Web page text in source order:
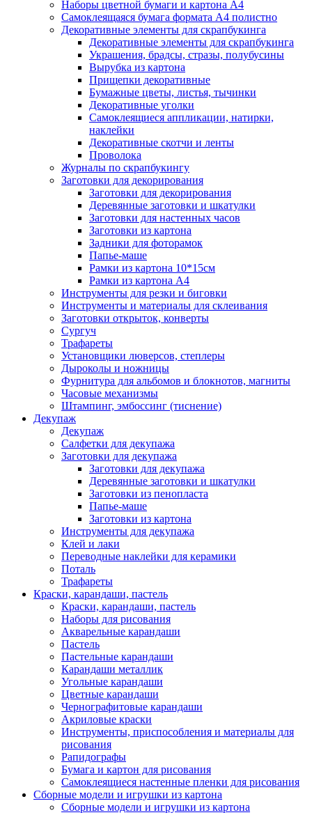
Наборы цветной бумаги и картона А4
Самоклеящаяся бумага формата А4 полистно
Декоративные элементы для скрапбукинга
Декоративные элементы для скрапбукинга
Украшения, брадсы, стразы, полубусины
Вырубка из картона
Прищепки декоративные
Бумажные цветы, листья, тычинки
Декоративные уголки
Самоклеящиеся аппликации, натирки,
наклейки
Декоративные скотчи и ленты
Проволока
Журналы по скрапбукингу
Заготовки для декорирования
Заготовки для декорирования
Деревянные заготовки и шкатулки
Заготовки для настенных часов
Заготовки из картона
Задники для фоторамок
Папье-маше
Рамки из картона 10*15см
Рамки из картона А4
Инструменты для резки и биговки
Инструменты и материалы для склеивания
Заготовки открыток, конверты
Сургуч
Трафареты
Установщики люверсов, степлеры
Дыроколы и ножницы
Фурнитура для альбомов и блокнотов, магниты
Часовые механизмы
Штампинг, эмбоссинг (тиснение)
Декупаж
Декупаж
Салфетки для декупажа
Заготовки для декупажа
Заготовки для декупажа
Деревянные заготовки и шкатулки
Заготовки из пенопласта
Папье-маше
Заготовки из картона
Инструменты для декупажа
Клей и лаки
Переводные наклейки для керамики
Поталь
Трафареты
Краски, карандаши, пастель
Краски, карандаши, пастель
Наборы для рисования
Акварельные карандаши
Пастель
Пастельные карандаши
Карандаши металлик
Угольные карандаши
Цветные карандаши
Чернографитовые карандаши
Акриловые краски
Инструменты, приспособления и материалы для
рисования
Рапидографы
Бумага и картон для рисования
Самоклеящиеся настенные пленки для рисования
Сборные модели и игрушки из картона
Сборные модели и игрушки из картона